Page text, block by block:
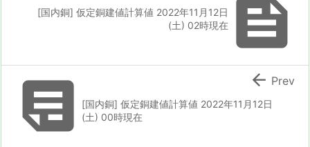

[国内銅] 仮定銅建値計算値 2022年11月12日
(土) 02時現在
[国内銅] 仮定銅建値計算値 2022年11月12日
(土) 00時現在
 Prev